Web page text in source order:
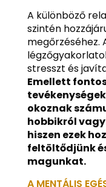
A különböző
szintén
megőrzéséhez.
stresszt és
Emellett
okoznak
hobbikról
hiszen ezek
feltöltődjünk
magunkat.
A MENTÁLIS